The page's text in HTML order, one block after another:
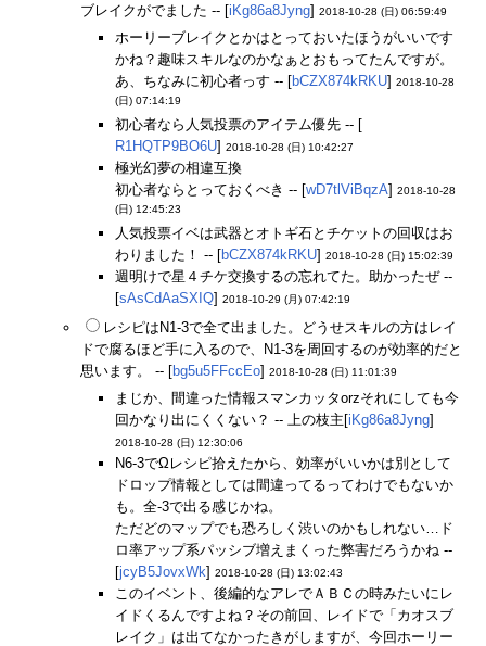
ブレイクがでました -- [iKg86a8Jyng] 2018-10-28 (日) 06:59:49
ホーリーブレイクとかはとっておいたほうがいいです
かね？趣味スキルなのかなぁとおもってたんですが。
あ、ちなみに初心者っす -- [bCZX874kRKU] 2018-10-28
(日) 07:14:19
初心者なら人気投票のアイテム優先 -- [
R1HQTP9BO6U] 2018-10-28 (日) 10:42:27
極光幻夢の相違互換
初心者ならとっておくべき -- [wD7tlViBqzA] 2018-10-28
(日) 12:45:23
人気投票イベは武器とオトギ石とチケットの回収はお
わりました！ -- [bCZX874kRKU] 2018-10-28 (日) 15:02:39
週明けで星４チケ交換するの忘れてた。助かったぜ --
[sAsCdAaSXIQ] 2018-10-29 (月) 07:42:19
レシピはN1-3で全て出ました。どうせスキルの方はレイ
ドで腐るほど手に入るので、N1-3を周回するのが効率的だと
思います。 -- [bg5u5FFccEo] 2018-10-28 (日) 11:01:39
まじか、間違った情報スマンカッタorzそれにしても今
回かなり出にくくない？ -- 上の枝主[iKg86a8Jyng]
2018-10-28 (日) 12:30:06
N6-3でΩレシピ拾えたから、効率がいいかは別として
ドロップ情報としては間違ってるってわけでもないか
も。全-3で出る感じかね。
ただどのマップでも恐ろしく渋いのかもしれない…ド
ロ率アップ系パッシブ増えまくった弊害だろうかね --
[jcyB5JovxWk] 2018-10-28 (日) 13:02:43
このイベント、後編的なアレでＡＢＣの時みたいにレ
イドくるんですよね？その前回、レイドで「カオスブ
レイク」は出てなかったきがしますが、今回ホーリー